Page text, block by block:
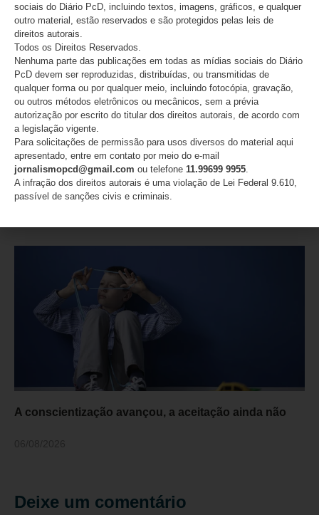
Atletas do Time São Paulo são campeãs do
Internacional de badminton paralímpico
A conscientização avançou, a aceitação ainda não
Deixe um comentário
sociais do Diário PcD, incluindo textos, imagens, gráficos, e qualquer
outro material, estão reservados e são protegidos pelas leis de
direitos autorais.
Todos os Direitos Reservados.
Nenhuma parte das publicações em todas as mídias sociais do Diário
PcD devem ser reproduzidas, distribuídas, ou transmitidas de
qualquer forma ou por qualquer meio, incluindo fotocópia, gravação,
ou outros métodos eletrônicos ou mecânicos, sem a prévia
autorização por escrito do titular dos direitos autorais, de acordo com
a legislação vigente.
Para solicitações de permissão para usos diversos do material aqui
apresentado, entre em contato por meio do e-mail
jornalismopcd@gmail.com ou telefone 11.99699 9955.
A infração dos direitos autorais é uma violação de Lei Federal 9.610,
passível de sanções civis e criminais.